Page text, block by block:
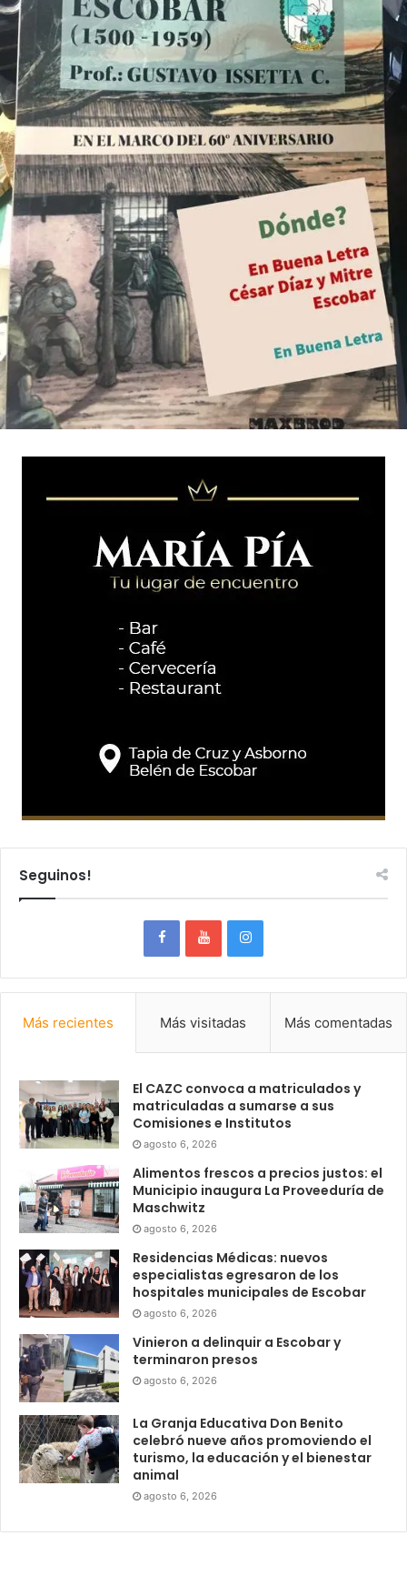
Seguinos!
Más recientes Más visitadas Más comentadas
El CAZC convoca a matriculados y
matriculadas a sumarse a sus
Comisiones e Institutos
agosto 6, 2026
Alimentos frescos a precios justos: el
Municipio inaugura La Proveeduría de
Maschwitz
agosto 6, 2026
Residencias Médicas: nuevos
especialistas egresaron de los
hospitales municipales de Escobar
agosto 6, 2026
Vinieron a delinquir a Escobar y
terminaron presos
agosto 6, 2026
La Granja Educativa Don Benito
celebró nueve años promoviendo el
turismo, la educación y el bienestar
animal
agosto 6, 2026